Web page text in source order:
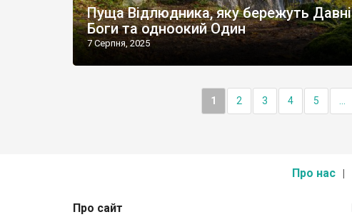
Пуща Відлюдника, яку бережуть Давні
Боги та одноокий Один
7 Серпня, 2025
1 2 3 4 5
Про нас
Про сайт